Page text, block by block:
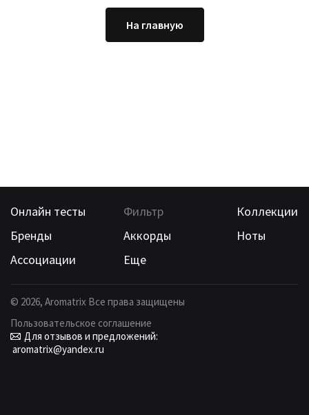
На главную
Онлайн тесты Фильтр
Коллекции
Бренды
Аккорды
Ноты
Ассоциации
Еще
© 2026, Aromatrix Все права защищены
Пользовательское соглашение
Для отзывов и предложений:
aromatrix@yandex.ru